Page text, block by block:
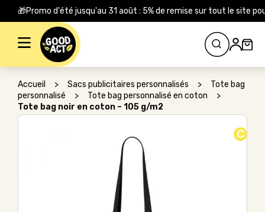
🎁Promo d'été jusqu'au 31 août : 5% de remise sur tout le site
Rechercher :
Accueil > Sacs publicitaires personnalisés >
Tote bag
personnalisé
> Tote bag personnalisé en coton
>
Tote bag noir en coton – 105 g/m2
C